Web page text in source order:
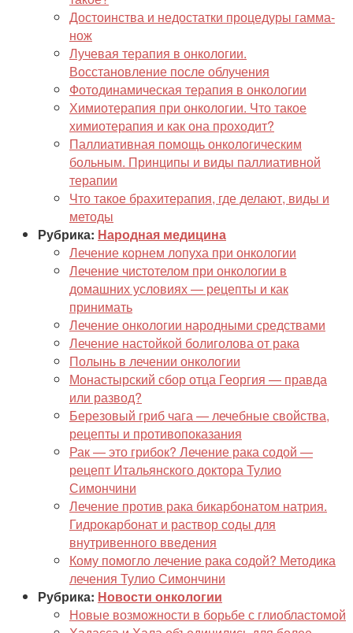
Достоинства и недостатки процедуры гамма-
нож
Лучевая терапия в онкологии.
Восстановление после облучения
Фотодинамическая терапия в онкологии
Химиотерапия при онкологии. Что такое
химиотерапия и как она проходит?
Паллиативная помощь онкологическим
больным. Принципы и виды паллиативной
терапии
Что такое брахитерапия, где делают, виды и
методы
Рубрика: Народная медицина
Лечение корнем лопуха при онкологии
Лечение чистотелом при онкологии в
домашних условиях — рецепты и как
принимать
Лечение онкологии народными средствами
Лечение настойкой болиголова от рака
Полынь в лечении онкологии
Монастырский сбор отца Георгия — правда
или развод?
Березовый гриб чага — лечебные свойства,
рецепты и противопоказания
Рак — это грибок? Лечение рака содой —
рецепт Итальянского доктора Тулио
Симончини
Лечение против рака бикарбонатом натрия.
Гидрокарбонат и раствор соды для
внутривенного введения
Кому помогло лечение рака содой? Методика
лечения Тулио Симончини
Рубрика: Новости онкологии
Новые возможности в борьбе с глиобластомой